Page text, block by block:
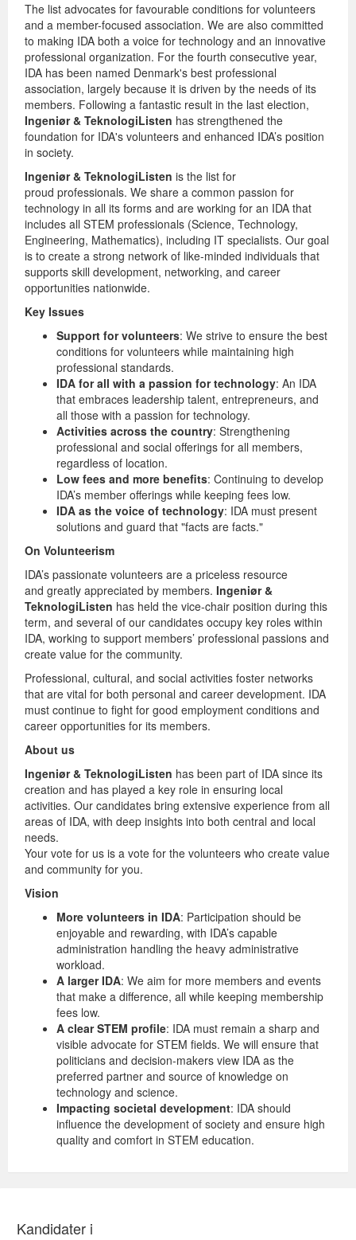
The list advocates for favourable conditions for volunteers
and a member-focused association. We are also committed
to making IDA both a voice for technology and an innovative
professional organization. For the fourth consecutive year,
IDA has been named Denmark's best professional
association, largely because it is driven by the needs of its
members. Following a fantastic result in the last election,
Ingeniør & TeknologiListen has strengthened the
foundation for IDA's volunteers and enhanced IDA’s position
in society.
Ingeniør & TeknologiListen is the list for
proud professionals. We share a common passion for
technology in all its forms and are working for an IDA that
includes all STEM professionals (Science, Technology,
Engineering, Mathematics), including IT specialists. Our goal
is to create a strong network of like-minded individuals that
supports skill development, networking, and career
opportunities nationwide.
Key Issues
Support for volunteers: We strive to ensure the best
conditions for volunteers while maintaining high
professional standards.
IDA for all with a passion for technology: An IDA
that embraces leadership talent, entrepreneurs, and
all those with a passion for technology.
Activities across the country: Strengthening
professional and social offerings for all members,
regardless of location.
Low fees and more benefits: Continuing to develop
IDA’s member offerings while keeping fees low.
IDA as the voice of technology: IDA must present
solutions and guard that "facts are facts."
On Volunteerism
IDA’s passionate volunteers are a priceless resource
and greatly appreciated by members. Ingeniør &
TeknologiListen has held the vice-chair position during this
term, and several of our candidates occupy key roles within
IDA, working to support members’ professional passions and
create value for the community.
Professional, cultural, and social activities foster networks
that are vital for both personal and career development. IDA
must continue to fight for good employment conditions and
career opportunities for its members.
About us
Ingeniør & TeknologiListen has been part of IDA since its
creation and has played a key role in ensuring local
activities. Our candidates bring extensive experience from all
areas of IDA, with deep insights into both central and local
needs.
Your vote for us is a vote for the volunteers who create value
and community for you.
Vision
More volunteers in IDA: Participation should be
enjoyable and rewarding, with IDA’s capable
administration handling the heavy administrative
workload.
A larger IDA: We aim for more members and events
that make a difference, all while keeping membership
fees low.
A clear STEM profile: IDA must remain a sharp and
visible advocate for STEM fields. We will ensure that
politicians and decision-makers view IDA as the
preferred partner and source of knowledge on
technology and science.
Impacting societal development: IDA should
influence the development of society and ensure high
quality and comfort in STEM education.
Kandidater i